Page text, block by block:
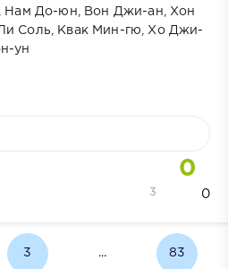
Нам До-юн, Вон Джи-ан, Хон
Соль, Квак Мин-гю, Хо Джи-
ун
0
0
3
3 ... 83